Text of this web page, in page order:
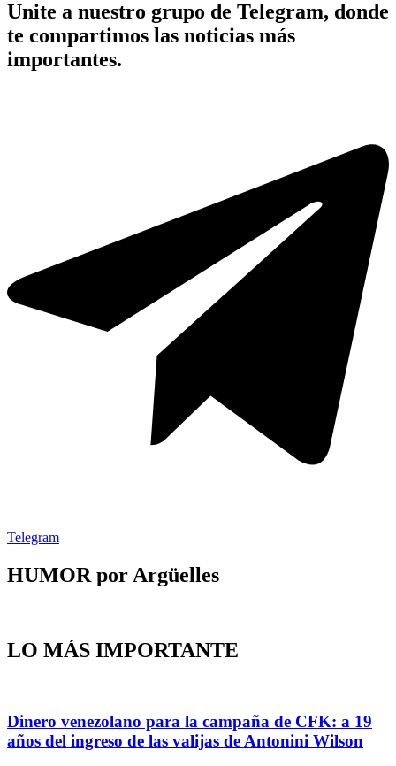
Unite a nuestro grupo de Telegram, donde
te compartimos las noticias más
importantes.
Telegram
HUMOR por Argüelles​
LO MÁS IMPORTANTE
Dinero venezolano para la campaña de CFK: a 19
años del ingreso de las valijas de Antonini Wilson